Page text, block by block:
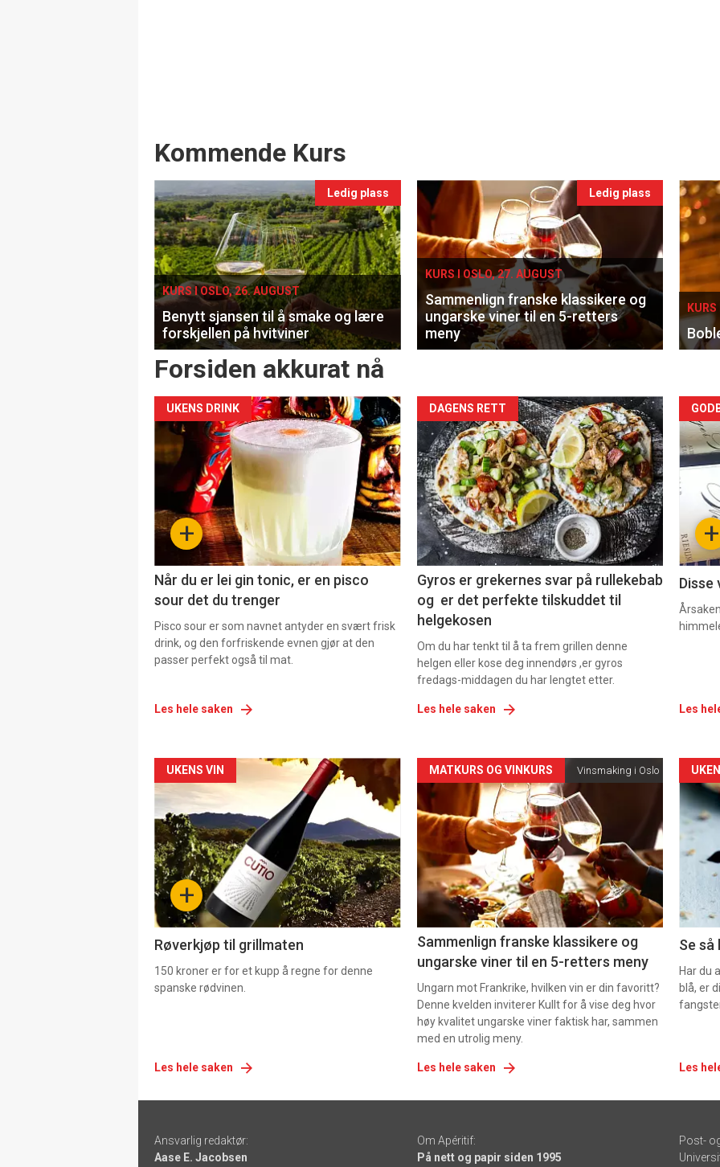
Events
Kommende Kurs
Ledig plass
KURS I OSLO, 26. AUGUST
Benytt sjansen til å smake og lære
forskjellen på hvitviner
Ledig plass
KURS I OSLO, 27. AUGUST
Sammenlign franske klassikere og
ungarske viner til en 5-retters
meny
Forsiden akkurat nå
+
UKENS DRINK
Når du er lei gin tonic, er en pisco
sour det du trenger
Pisco sour er som navnet antyder en svært frisk
drink, og den forfriskende evnen gjør at den
passer perfekt også til mat.
Les hele saken
Forsiden
akkurat
nå
-
2
DAGENS RETT
Gyros er grekernes svar på rullekebab
og er det perfekte tilskuddet til
helgekosen
Om du har tenkt til å ta frem grillen denne
helgen eller kose deg innendørs ,er gyros
fredags-middagen du har lengtet etter.
Les hele saken
nå
3 +
Disse
Les
Forsiden
akkurat
nå
-
4 +
UKENS VIN
Røverkjøp til grillmaten
150 kroner er for et kupp å regne for denne
spanske rødvinen.
Les hele saken
Forsiden
akkurat
nå
-
5
MATKURS OG VINKURS Vinsmaking i Oslo
Sammenlign franske klassikere og
ungarske viner til en 5-retters meny
Ungarn mot Frankrike, hvilken vin er din favoritt?
Denne kvelden inviterer Kullt for å vise deg hvor
høy kvalitet ungarske viner faktisk har, sammen
med en utrolig meny.
Les hele saken
nå
6
Se
Har du
blå, er
Les
-
Ansvarlig redaktør:
Aase E. Jacobsen
Om Apéritif:
På nett og papir siden 1995
Post-